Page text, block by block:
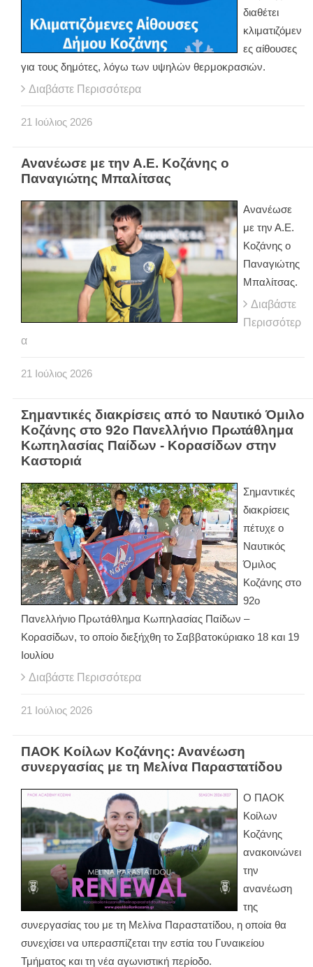
διαθέτει
κλιματιζόμεν
ες αίθουσες
για τους δημότες, λόγω των υψηλών θερμοκρασιών.
Διαβάστε Περισσότερα
21 Ιούλιος 2026
Ανανέωσε με την Α.Ε. Κοζάνης ο
Παναγιώτης Μπαλίτσας
Ανανέωσε
με την Α.Ε.
Κοζάνης ο
Παναγιώτης
Μπαλίτσας.
Διαβάστε
Περισσότερ
α
21 Ιούλιος 2026
Σημαντικές διακρίσεις από το Ναυτικό Όμιλο
Κοζάνης στο 92ο Πανελλήνιο Πρωτάθλημα
Κωπηλασίας Παίδων - Κορασίδων στην
Καστοριά
Σημαντικές
διακρίσεις
πέτυχε ο
Ναυτικός
Όμιλος
Κοζάνης στο
92ο
Πανελλήνιο Πρωτάθλημα Κωπηλασίας Παίδων –
Κορασίδων, το οποίο διεξήχθη το Σαββατοκύριακο 18 και 19
Ιουλίου
Διαβάστε Περισσότερα
21 Ιούλιος 2026
ΠΑΟΚ Κοίλων Κοζάνης: Ανανέωση
συνεργασίας με τη Μελίνα Παραστατίδου
Ο ΠΑΟΚ
Κοίλων
Κοζάνης
ανακοινώνει
την
ανανέωση
της
συνεργασίας του με τη Μελίνα Παραστατίδου, η οποία θα
συνεχίσει να υπερασπίζεται την εστία του Γυναικείου
Τμήματος και τη νέα αγωνιστική περίοδο.